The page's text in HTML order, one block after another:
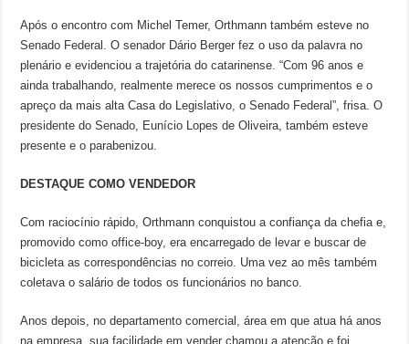
Após o encontro com Michel Temer, Orthmann também esteve no
Senado Federal. O senador Dário Berger fez o uso da palavra no
plenário e evidenciou a trajetória do catarinense. “Com 96 anos e
ainda trabalhando, realmente merece os nossos cumprimentos e o
apreço da mais alta Casa do Legislativo, o Senado Federal”, frisa. O
presidente do Senado, Eunício Lopes de Oliveira, também esteve
presente e o parabenizou.
DESTAQUE COMO VENDEDOR
Com raciocínio rápido, Orthmann conquistou a confiança da chefia e,
promovido como office-boy, era encarregado de levar e buscar de
bicicleta as correspondências no correio. Uma vez ao mês também
coletava o salário de todos os funcionários no banco.
Anos depois, no departamento comercial, área em que atua há anos
na empresa, sua facilidade em vender chamou a atenção e foi